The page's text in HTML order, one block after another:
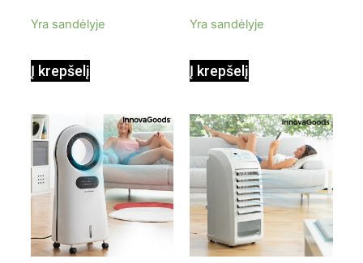
0,35 L 3 Bar
1000W
Yra sandėlyje
Į krepšelį
Shiatsu
Yra sandėlyje
Į krepšelį